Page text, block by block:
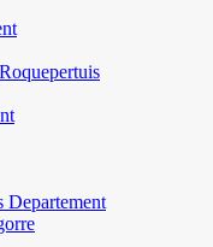
Departement